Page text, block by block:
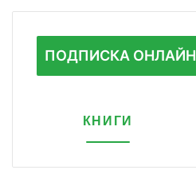
ПОДПИСКА ОНЛАЙН
КНИГИ